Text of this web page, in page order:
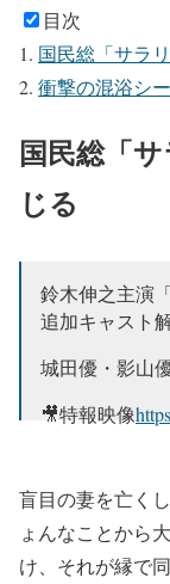
目次
国民総「サラ
衝撃の混浴シ
国民総「
じる
鈴木伸之主演
追加キャスト
城田優・影山
🎥特報映像
城田優／石田
影山優佳／草
尾美としのり
浅野温子／榎
盲目の妻を亡く
ょんなことから
け、それが縁で